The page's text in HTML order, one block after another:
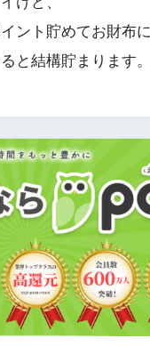
ント貯めてお財布
と結構貯まります。